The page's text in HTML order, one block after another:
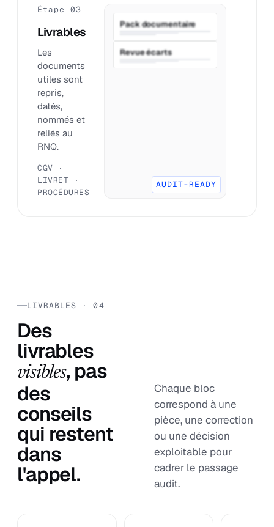
Étape 03
Livrables
Les
documents
utiles sont
repris,
datés,
nommés et
reliés au
RNQ.
CGV ·
LIVRET ·
PROCÉDURES
Pack documentaire
Revue écarts
AUDIT-READY
LIVRABLES · 04
Des
livrables
visibles, pas
des
conseils
qui restent
dans
l'appel.
Chaque bloc
correspond à une
pièce, une correction
ou une décision
exploitable pour
cadrer le passage
audit.